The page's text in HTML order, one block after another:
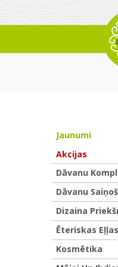
Jaunumi
Akcijas
Dāvanu
Dāvanu
Dizaina
Ēteriskas Eļļas
Kosmētika